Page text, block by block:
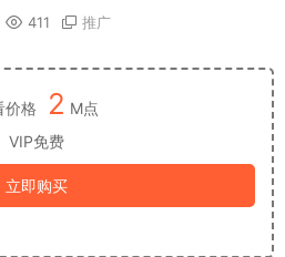
411 推广
价格 2 M点
VIP免费
立即购买